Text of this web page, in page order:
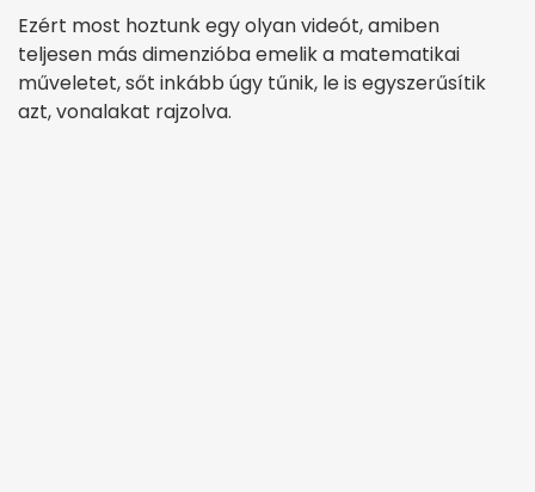
Ezért most hoztunk egy olyan videót, amiben
teljesen más dimenzióba emelik a matematikai
műveletet, sőt inkább úgy tűnik, le is egyszerűsítik
azt, vonalakat rajzolva.